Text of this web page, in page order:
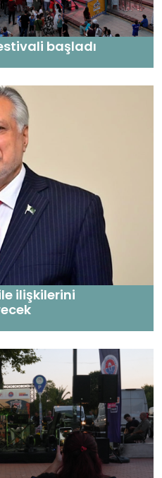
başladı
ilişkilerini